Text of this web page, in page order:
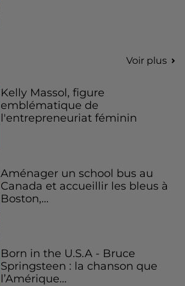
Voir plus
Kelly Massol, figure
emblématique de
l'entrepreneuriat féminin
Aménager un school bus au
Canada et accueillir les bleus à
Boston,...
Born in the U.S.A - Bruce
Springsteen : la chanson que
l’Amérique...